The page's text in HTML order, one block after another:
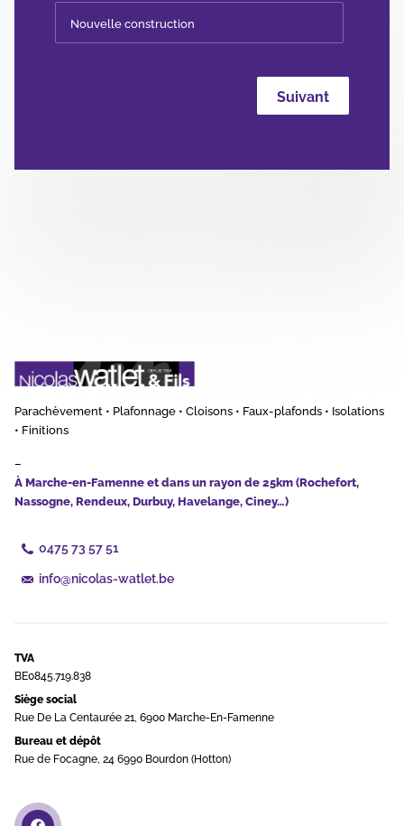
Nouvelle construction
Parachèvement • Plafonnage • Cloisons • Faux-plafonds • Isolations
• Finitions
–
À Marche-en-Famenne et dans un rayon de 25km (Rochefort,
Nassogne, Rendeux, Durbuy, Havelange, Ciney…)
0475 73 57 51
info@nicolas-watlet.be
TVA
BE0845.719.838
Siège social
Rue De La Centaurée 21, 6900 Marche-En-Famenne
Bureau et dépôt
Rue de Focagne, 24 6990 Bourdon (Hotton)